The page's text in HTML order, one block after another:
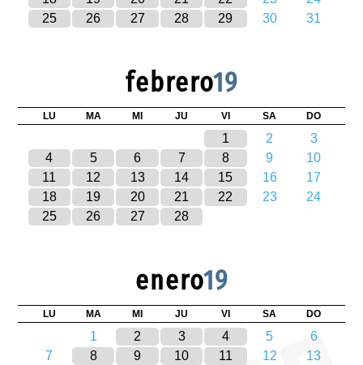
25
26 27 28 29 30 31
febrero19
LU MA MI JU VI SA DO
1 2
3
4
5 6 7 8 9
10
11
12 13 14 15 16
17
18
19 20 21 22 23
24
25
26 27 28
enero19
LU MA MI JU VI SA DO
1 2 3 4 5
6
7
8 9 10 11 12 13